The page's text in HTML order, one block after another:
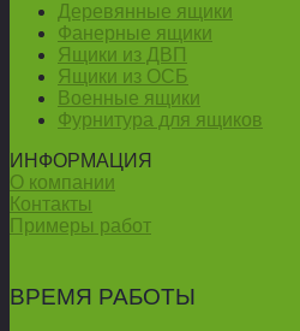
Деревянные ящики
Фанерные ящики
Ящики из ДВП
Ящики из ОСБ
Военные ящики
Фурнитура для ящиков
ИНФОРМАЦИЯ
О компании
Контакты
Примеры работ
ВРЕМЯ РАБОТЫ